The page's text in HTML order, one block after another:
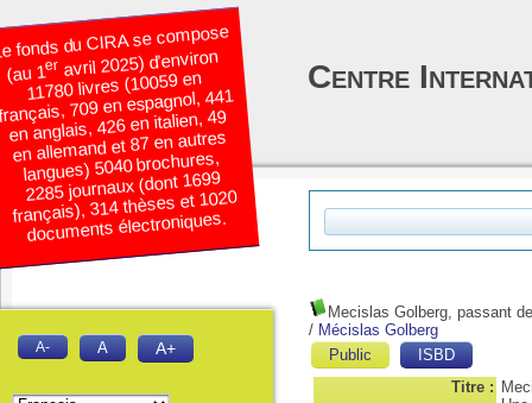
Mecislas Golberg, passant
/ Mécislas Golberg
Public
ISBD
Titre :
fonds du CIRA se compose
(au 1eravril 2025) d’environ
11780 livres (10059 en
709 en espagnol, 441
en anglais, 426 en italien, 49
en allemand et 87 en autres
langues) 5040 brochures,
2285 journaux (dont 1699
français), 314 thèses et 1020
documents électroniques.
Centre
A- A A+